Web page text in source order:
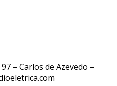
– Carlos de Azevedo –